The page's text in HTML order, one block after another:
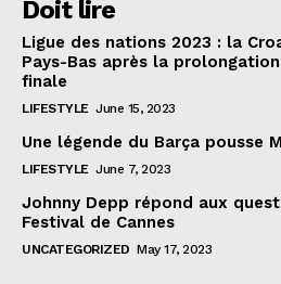
Doit lire
Ligue des nations 2023 : la
Pays-Bas après la
finale
LIFESTYLE June 15, 2023
Une légende du Barça pousse
LIFESTYLE June 7, 2023
Johnny Depp répond aux
Festival de Cannes
UNCATEGORIZED May 17, 2023